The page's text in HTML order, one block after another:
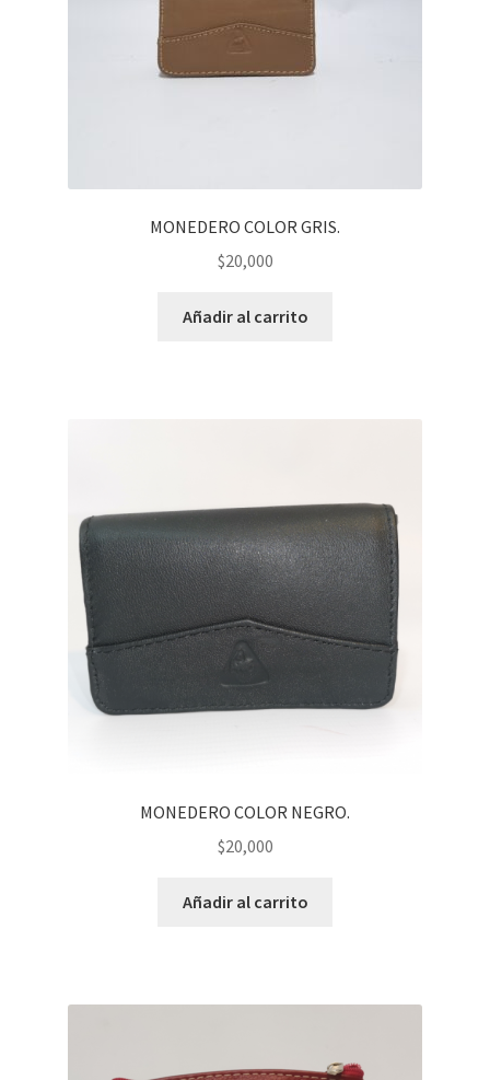
MONEDERO COLOR GRIS.
$20,000
Añadir al carrito
MONEDERO COLOR NEGRO.
$20,000
Añadir al carrito